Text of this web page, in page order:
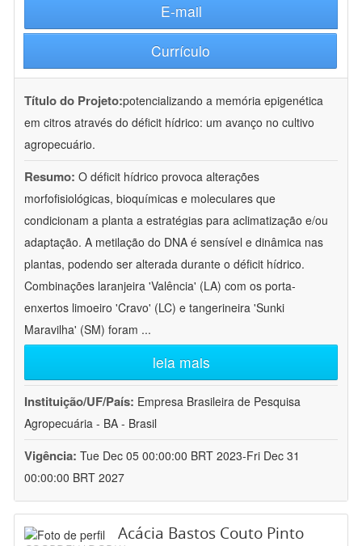
E-mail
Currículo
Título do Projeto:potencializando a memória epigenética
em citros através do déficit hídrico: um avanço no cultivo
agropecuário.
Resumo: O déficit hídrico provoca alterações
morfofisiológicas, bioquímicas e moleculares que
condicionam a planta a estratégias para aclimatização e/ou
adaptação. A metilação do DNA é sensível e dinâmica nas
plantas, podendo ser alterada durante o déficit hídrico.
Combinações laranjeira 'Valência' (LA) com os porta-
enxertos limoeiro 'Cravo' (LC) e tangerineira 'Sunki
Maravilha' (SM) foram ...
leia mais
Instituição/UF/País: Empresa Brasileira de Pesquisa
Agropecuária - BA - Brasil
Vigência: Tue Dec 05 00:00:00 BRT 2023-Fri Dec 31
00:00:00 BRT 2027
Acácia Bastos Couto Pinto